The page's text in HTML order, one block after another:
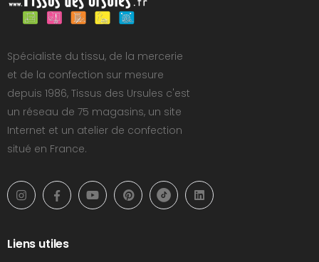
Spécialiste du tissu, de la mercerie
et de la confection sur mesure
depuis 1986, Tissus des Ursules c'est
un réseau de 75 magasins, un site
Internet et un atelier de confection
situé en France.
Liens utiles